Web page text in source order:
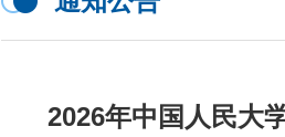
2026年中国人民大